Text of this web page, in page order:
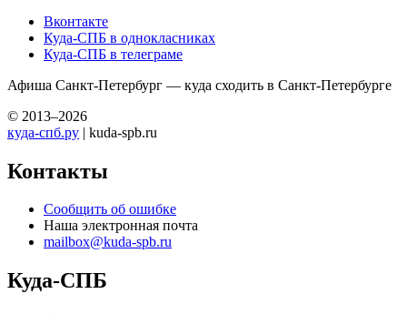
Вконтакте
Куда-СПБ в однокласниках
Куда-СПБ в телеграме
Афиша Санкт-Петербург — куда сходить в Санкт-Петербурге
© 2013–2026
куда-спб.ру | kuda-spb.ru
Контакты
Сообщить об ошибке
Наша электронная почта
mailbox@kuda-spb.ru
Куда-СПБ